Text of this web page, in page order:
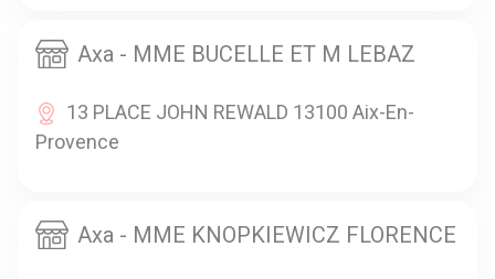
Axa - MME BUCELLE ET M LEBAZ
13 PLACE JOHN REWALD 13100 Aix-En-
Provence
Axa - MME KNOPKIEWICZ FLORENCE